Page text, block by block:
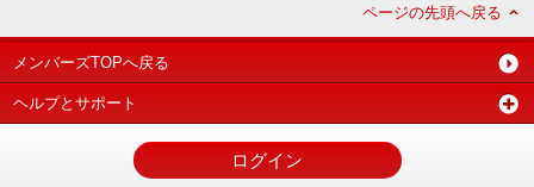
ページの先頭へ戻る
メンバーズTOPへ戻る
ヘルプとサポート
ログイン